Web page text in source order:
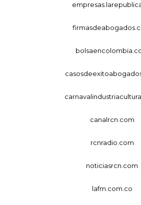
canalrcn.com
rcnradio.com
noticiasrcn.com
lafm.com.co